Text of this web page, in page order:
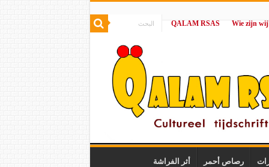
|
QALAM RSAS
رصاص أحمر أثر الفراشة